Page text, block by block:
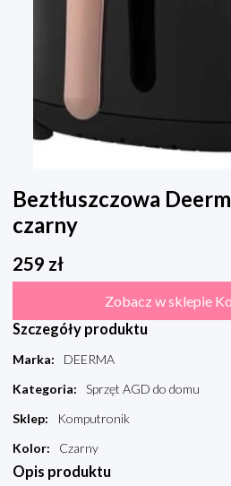
Beztłuszczowa
czarny
259 zł
Zobacz w sklepie
Szczegóły produktu
Marka:
DEERMA
Kategoria:
Sprzęt AGD do domu
Sklep:
Komputronik
Kolor: Czarny
Opis produktu